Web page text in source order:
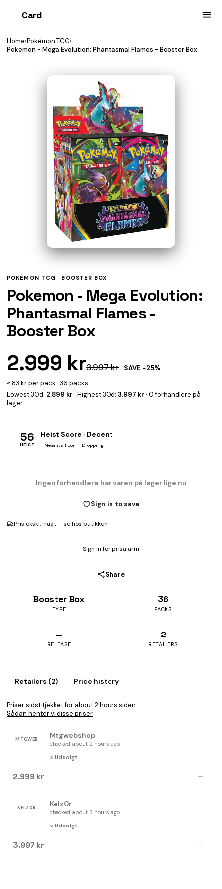
Card
Home›Pokémon TCG›
Pokemon - Mega Evolution: Phantasmal Flames - Booster Box
POKÉMON TCG · BOOSTER BOX
Pokemon - Mega Evolution:
Phantasmal Flames -
Booster Box
2.999 kr3.997 kr
SAVE −25%
≈ 83 kr per pack · 36 packs
Lowest 30d: 2.899 kr · Highest 30d: 3.997 kr · 0 forhandlere på
lager
56
HEIST
Heist Score · Decent
Near its floor Dropping
Ingen forhandlere har varen på lager lige nu
Sign in to save
Pris ekskl. fragt — se hos butikken
Sign in for prisalarm
Share
Booster Box
TYPE
36
PACKS
—
RELEASE
2
RETAILERS
Retailers (2) Price history
Priser sidst tjekket for about 2 hours siden
Sådan henter vi disse priser
MTGWEB Mtgwebshop
checked about 2 hours ago
○ Udsolgt
2.999 kr —
KELZ0R Kelz0r
checked about 3 hours ago
○ Udsolgt
3.997 kr —